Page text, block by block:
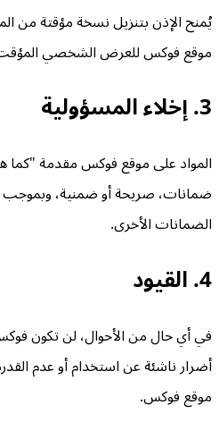
يُمنح الإذن بتنزيل نسخة مؤقتة من
موقع فوكس للعرض الشخصي المؤقت
3. إخلاء المسؤولية
المواد على موقع فوكس مقدمة "كما
ضمانات، صريحة أو ضمنية، وبموجب
الضمانات الأخرى.
4. القيود
في أي حال من الأحوال، لن تكون
أضرار ناشئة عن استخدام أو عدم
موقع فوكس.